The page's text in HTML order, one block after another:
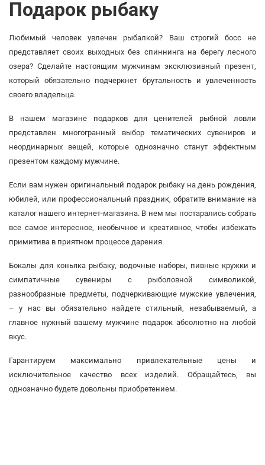
Подарок рыбаку
Любимый человек увлечен рыбалкой? Ваш строгий босс не
представляет своих выходных без спиннинга на берегу лесного
озера? Сделайте настоящим мужчинам эксклюзивный презент,
который обязательно подчеркнет брутальность и увлеченность
своего владельца.
В нашем магазине подарков для ценителей рыбной ловли
представлен многогранный выбор тематических сувениров и
неординарных вещей, которые однозначно станут эффектным
презентом каждому мужчине.
Если вам нужен оригинальный подарок рыбаку на день рождения,
юбилей, или профессиональный праздник, обратите внимание на
каталог нашего интернет-магазина. В нем мы постарались собрать
все самое интересное, необычное и креативное, чтобы избежать
примитива в приятном процессе дарения.
Бокалы для коньяка рыбаку, водочные наборы, пивные кружки и
симпатичные сувениры с рыболовной символикой,
разнообразные предметы, подчеркивающие мужские увлечения,
– у нас вы обязательно найдете стильный, незабываемый, а
главное нужный вашему мужчине подарок абсолютно на любой
вкус.
Гарантируем максимально привлекательные цены и
исключительное качество всех изделий. Обращайтесь, вы
однозначно будете довольны приобретением.